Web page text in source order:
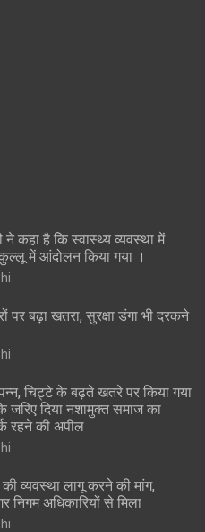
कहा है कि स्वास्थ्य व्यवस्था में
में आंदोलन किया गया ।
पर बढ़ा खतरा, सुरक्षा डंगा भी दरकने
चिट्टे के बढ़ते खतरे पर किया गया
दिया नशामुक्त समाज का
रहने की अपील
व्यवस्था लागू करने की मांग,
निगम अधिकारियों से मिला